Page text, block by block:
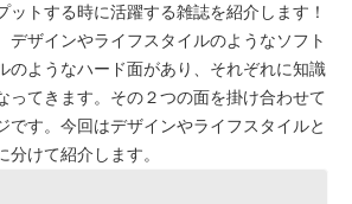
ットする時に活躍する雑誌を紹介します！
デザインやライフスタイルのようなソフト
のようなハード面があり、それぞれに知識
ってきます。その２つの面を掛け合わせて
です。今回はデザインやライフスタイルと
けて紹介します。